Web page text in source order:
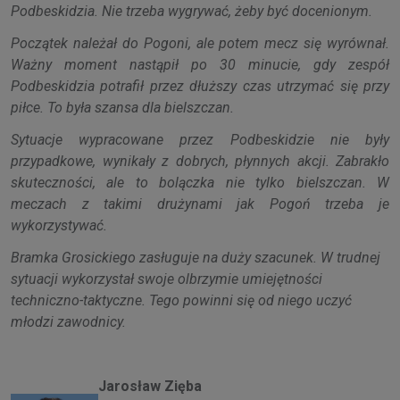
Podbeskidzia. Nie trzeba wygrywać, żeby być docenionym.
Początek należał do Pogoni, ale potem mecz się wyrównał.
Ważny moment nastąpił po 30 minucie, gdy zespół
Podbeskidzia potrafił przez dłuższy czas utrzymać się przy
piłce. To była szansa dla bielszczan.
Sytuacje wypracowane przez Podbeskidzie nie były
przypadkowe, wynikały z dobrych, płynnych akcji. Zabrakło
skuteczności, ale to bolączka nie tylko bielszczan. W
meczach z takimi drużynami jak Pogoń trzeba je
wykorzystywać.
Bramka Grosickiego zasługuje na duży szacunek. W trudnej
sytuacji wykorzystał swoje olbrzymie umiejętności
techniczno-taktyczne. Tego powinni się od niego uczyć
młodzi zawodnicy.
Jarosław Zięba